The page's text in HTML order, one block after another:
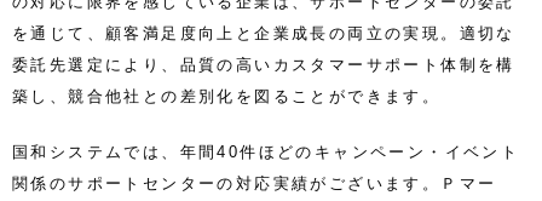
を通じて、顧客満足度向上と企業成長の両立の実現。適切な
委託先選定により、品質の高いカスタマーサポート体制を構
築し、競合他社との差別化を図ることができます。
国和システムでは、年間40件ほどのキャンペーン・イベント
関係のサポートセンターの対応実績がございます。Ｐマー